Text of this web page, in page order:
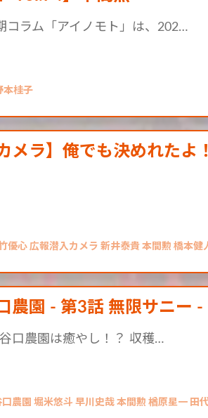
コラム「アイノモト」は、202…
本桂子
メラ】俺でも決めれたよ！
優心 広報潜入カメラ 新井泰貴 本間勲 橋本
農園 - 第3話 無限サニー -
口農園は癒やし！？ 収穫…
農園 堀米悠斗 早川史哉 本間勲 楢原星一